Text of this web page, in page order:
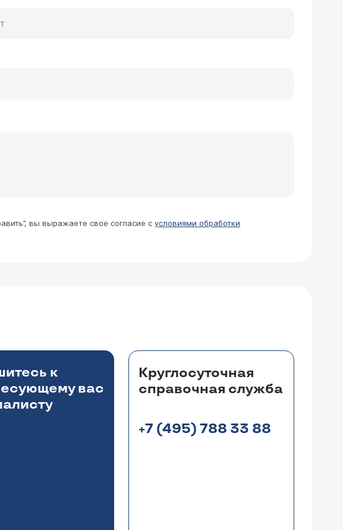
вы выражаете свое согласие сусловиями обработки
к
вас
Круглосуточная
справочная служба
+7 (495) 788 33 88